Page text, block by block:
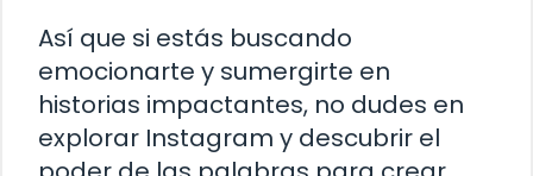
Así que si estás buscando
emocionarte y sumergirte en
historias impactantes, no dudes en
explorar Instagram y descubrir el